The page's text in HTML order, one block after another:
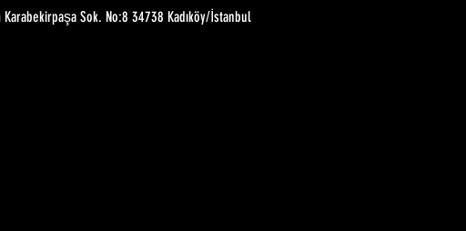
Karabekirpaşa Sok. No:8 34738 Kadıköy/İstanbul